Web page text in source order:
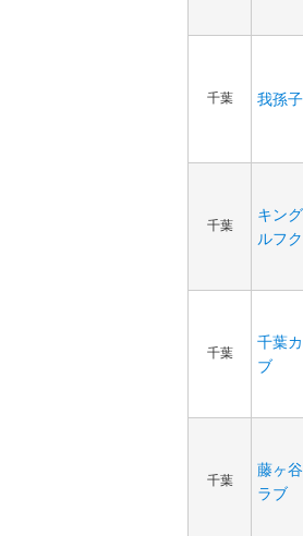
千葉 我孫
千葉
キン
ルフ
千葉
千葉
ブ
千葉
藤ヶ
ラブ